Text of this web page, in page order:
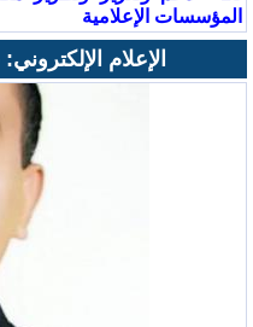
المؤسسات الإعلامية
الإعلام